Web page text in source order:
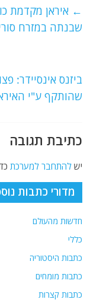
s
A
g
ra
l ← איראן מקדמת
שבנתה במזרח
ביזנס אינסיידר:
שהותקף ע"י
כתיבת תגובה
ישלהתחבר למערכת
מדורי כתבות
חדשות מהעולם
כללי
כתבות היסטוריה
כתבות מומחים
כתבות קצרות